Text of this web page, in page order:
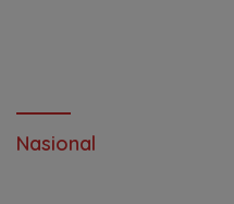
Nasional